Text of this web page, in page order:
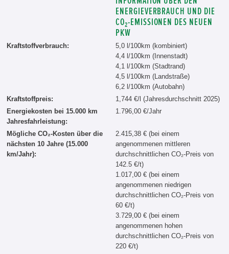
ENERGIEVERBRAUCH UND DIE
CO₂-EMISSIONEN DES NEUEN
PKW
Kraftstoffverbrauch:
5,0 l/100km (kombiniert)
4,4 l/100km (Innenstadt)
4,1 l/100km (Stadtrand)
4,5 l/100km (Landstraße)
6,2 l/100km (Autobahn)
Kraftstoffpreis:
1,744 €/l (Jahresdurchschnitt 2025)
Energiekosten bei 15.000 km
Jahresfahrleistung:
1.796,00 €/Jahr
Mögliche CO₂-Kosten über die
nächsten 10 Jahre (15.000
km/Jahr):
2.415,38 € (bei einem
angenommenen mittleren
durchschnittlichen CO₂-Preis von
142.5 €/t)
1.017,00 € (bei einem
angenommenen niedrigen
durchschnittlichen CO₂-Preis von
60 €/t)
3.729,00 € (bei einem
angenommenen hohen
durchschnittlichen CO₂-Preis von
220 €/t)